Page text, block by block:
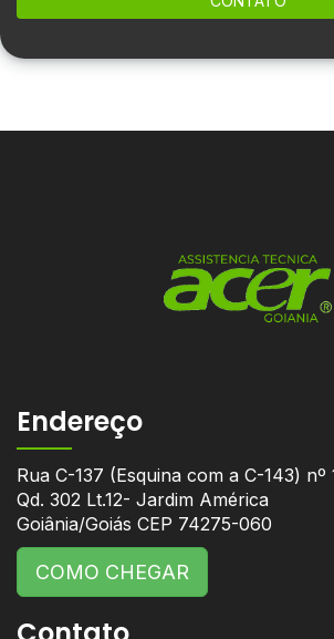
Endereço
Rua C-137 (Esquina com a C-143) nº
Qd. 302 Lt.12- Jardim América
Goiânia/Goiás CEP 74275-060
COMO CHEGAR